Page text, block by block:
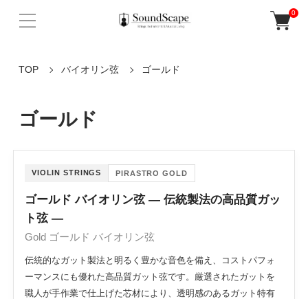
0
TOP バイオリン弦 ゴールド
ゴールド
VIOLIN STRINGS PIRASTRO GOLD
ゴールド バイオリン弦 ― 伝統製法の高品質ガッ
ト弦 ―
Gold ゴールド バイオリン弦
伝統的なガット製法と明るく豊かな音色を備え、コストパフォ
ーマンスにも優れた高品質ガット弦です。厳選されたガットを
職人が手作業で仕上げた芯材により、透明感のあるガット特有